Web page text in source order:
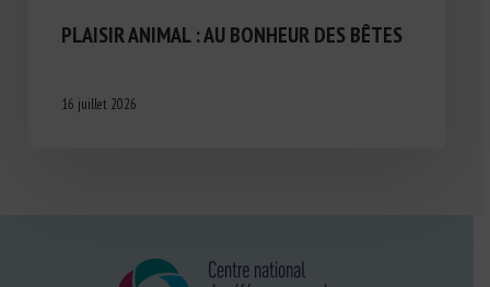
PLAISIR ANIMAL : AU BONHEUR DES BÊTES
16 juillet 2026